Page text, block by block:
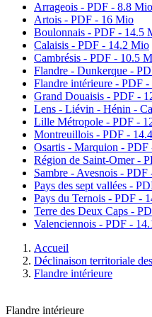
Arrageois - PDF - 8.8 Mio
Artois - PDF - 16 Mio
Boulonnais - PDF - 14.5
Calaisis - PDF - 14.2 Mio
Cambrésis - PDF - 10.5
Flandre - Dunkerque -
Flandre intérieure - PDF
Grand Douaisis - PDF -
Lens - Liévin - Hénin -
Lille Métropole - PDF -
Montreuillois - PDF -
Osartis - Marquion -
Région de Saint-Omer -
Sambre - Avesnois -
Pays des sept vallées -
Pays du Ternois - PDF -
Terre des Deux Caps -
Valenciennois - PDF -
Accueil
Déclinaison territoriale
Flandre intérieure
Flandre intérieure